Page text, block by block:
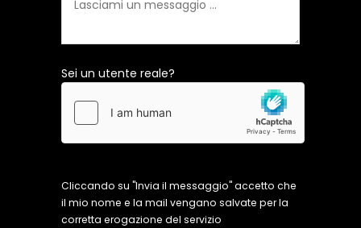
Sei un utente reale?
Cliccando su "Invia il messaggio" accetto che
il mio nome e la mail vengano salvate per la
corretta erogazione del servizio